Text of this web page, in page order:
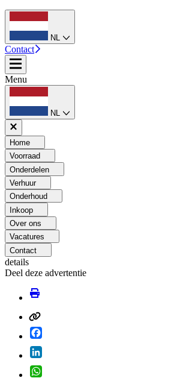
NL
Contact
Menu
NL
Home
Voorraad
Onderdelen
Verhuur
Onderhoud
Inkoop
Over ons
Vacatures
Contact
details
Deel deze advertentie